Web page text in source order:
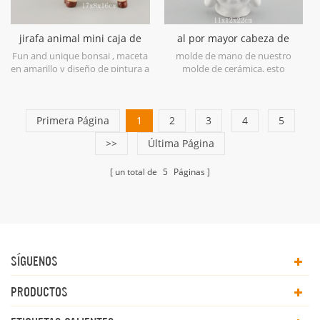
jirafa animal mini caja de
flores maceta suculenta
maceta
Fun and unique bonsai , maceta
en amarillo y diseño de pintura a
tamaño mediano y plantas
suculentas.
al por mayor cabeza de
Buda cabeza de la planta de
cerámica
molde de mano de nuestro
molde de cerámica, esto
plantas. podría tener un agujero
ideal para suculentas con
Primera Página 1 2 3 4
5
>>
Última Página
un total de 5 Páginas
SÍGUENOS
PRODUCTOS